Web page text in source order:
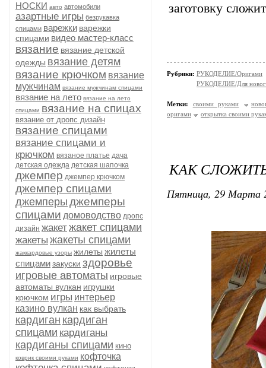
НОСКИ авто автомобили
азартные игры безрукавка
спицами варежки варежки
спицами видео мастер-класс
вязание вязание детской
одежды вязание детям
вязание крючком вязание
мужчинам вязание мужчинам спицами
вязание на лето вязание на лето
спицами вязание на спицах
вязание от дропс дизайн
вязание спицами
вязание спицами и
крючком вязаное платье дача
детская одежда детская шапочка
джемпер джемпер крючком
джемпер спицами
джемперы джемперы
спицами домоводство дропс
дизайн жакетжакет спицами
жакеты жакеты спицами
жаккардовые узоры жилеты жилеты
спицамизакуски здоровье
игровые автоматы игровые
автоматы вулкан игрушки
крючком игры интерьер
казино вулкан как выбрать
кардиган кардиган
спицами кардиганы
кардиганы спицами кино
коврик своими руками кофточка
заготовку
Рубрики: РУКОДЕЛИЕ/Оригами
РУКОДЕЛИЕ/Для
Метки: своими руками
оригами
открытка своими
КАК
Пятница, 29 Марта